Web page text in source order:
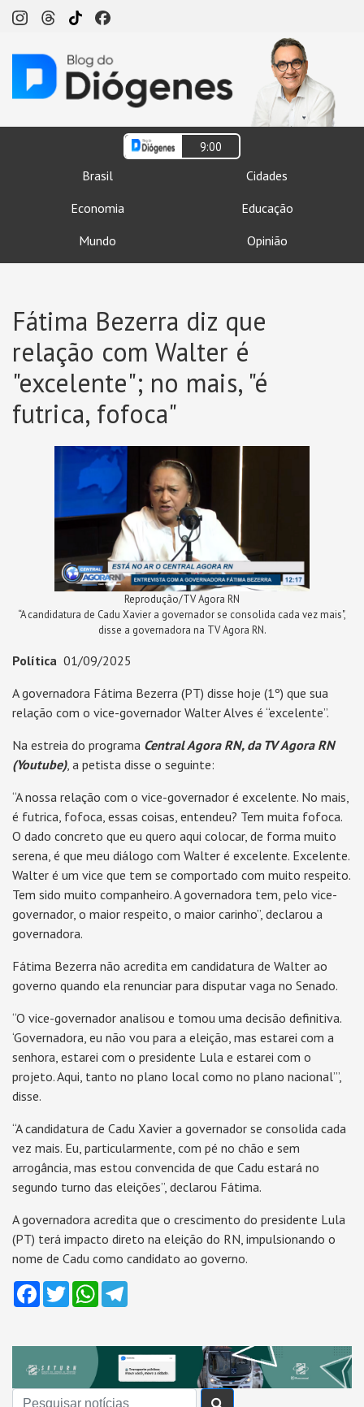
9:00
Brasil
Cidades
Economia
Educação
Mundo
Opinião
Fátima Bezerra diz que
relação com Walter é
"excelente"; no mais, "é
futrica, fofoca"
Reprodução/TV Agora RN
“A candidatura de Cadu Xavier a governador se consolida cada vez mais",
disse a governadora na TV Agora RN.
Política 01/09/2025
A governadora Fátima Bezerra (PT) disse hoje (1º) que sua
relação com o vice-governador Walter Alves é “excelente”.
Na estreia do programa Central Agora RN, da TV Agora RN
(Youtube), a petista disse o seguinte:
“A nossa relação com o vice-governador é excelente. No mais,
é futrica, fofoca, essas coisas, entendeu? Tem muita fofoca.
O dado concreto que eu quero aqui colocar, de forma muito
serena, é que meu diálogo com Walter é excelente. Excelente.
Walter é um vice que tem se comportado com muito respeito.
Tem sido muito companheiro. A governadora tem, pelo vice-
governador, o maior respeito, o maior carinho”, declarou a
governadora.
Fátima Bezerra não acredita em candidatura de Walter ao
governo quando ela renunciar para disputar vaga no Senado.
“O vice-governador analisou e tomou uma decisão definitiva.
‘Governadora, eu não vou para a eleição, mas estarei com a
senhora, estarei com o presidente Lula e estarei com o
projeto. Aqui, tanto no plano local como no plano nacional’”,
disse.
“A candidatura de Cadu Xavier a governador se consolida cada
vez mais. Eu, particularmente, com pé no chão e sem
arrogância, mas estou convencida de que Cadu estará no
segundo turno das eleições”, declarou Fátima.
A governadora acredita que o crescimento do presidente Lula
(PT) terá impacto direto na eleição do RN, impulsionando o
nome de Cadu como candidato ao governo.
FacebookTwitterWhatsApp
Buscar